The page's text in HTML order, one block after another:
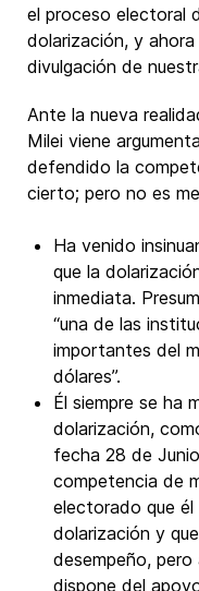
el proceso electoral
dolarización, y
divulgación de
Ante la nueva
Milei viene
defendido la
cierto; pero no es
Ha venido
que la
inmediata.
“una de las
importantes del
dólares”.
Él siempre se ha
dolarización,
fecha 28 de
competencia de
electorado que
dolarización y
desempeño, pero
dispone del